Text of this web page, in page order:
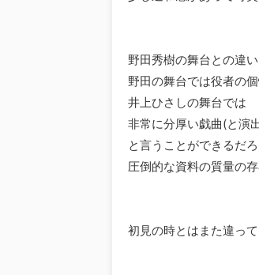
野田秀樹の舞台との違
野田の舞台では役者の
井上ひさしの舞台では
非常に分厚い戯曲(と演
と言うことができるだ
圧倒的な資料の質量の
初見の時とはまた違っ